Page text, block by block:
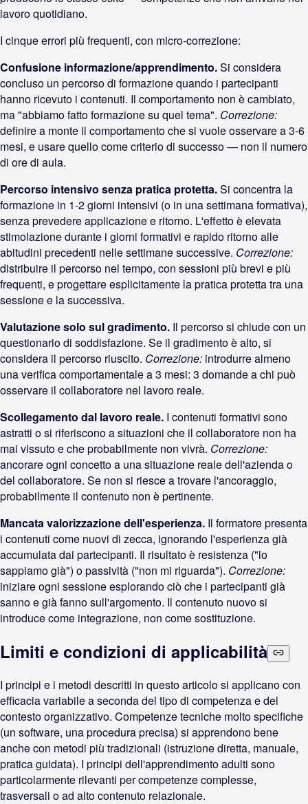
lavoro quotidiano.
I cinque errori più frequenti, con micro-correzione:
Confusione informazione/apprendimento.Si considera
concluso un percorso di formazione quando i partecipanti
hanno ricevuto i contenuti. Il comportamento non è cambiato,
ma "abbiamo fatto formazione su quel tema". Correzione:
definire a monte il comportamento che si vuole osservare a 3-6
mesi, e usare quello come criterio di successo — non il numero
di ore di aula.
Percorso intensivo senza pratica protetta.Si concentra la
formazione in 1-2 giorni intensivi (o in una settimana formativa),
senza prevedere applicazione e ritorno. L'effetto è elevata
stimolazione durante i giorni formativi e rapido ritorno alle
abitudini precedenti nelle settimane successive. Correzione:
distribuire il percorso nel tempo, con sessioni più brevi e più
frequenti, e progettare esplicitamente la pratica protetta tra una
sessione e la successiva.
Valutazione solo sul gradimento. Il percorso si chiude con un
questionario di soddisfazione. Se il gradimento è alto, si
considera il percorso riuscito. Correzione: introdurre almeno
una verifica comportamentale a 3 mesi: 3 domande a chi può
osservare il collaboratore nel lavoro reale.
Scollegamento dal lavoro reale. I contenuti formativi sono
astratti o si riferiscono a situazioni che il collaboratore non ha
mai vissuto e che probabilmente non vivrà. Correzione:
ancorare ogni concetto a una situazione reale dell'azienda o
del collaboratore. Se non si riesce a trovare l'ancoraggio,
probabilmente il contenuto non è pertinente.
Mancata valorizzazione dell'esperienza. Il formatore presenta
i contenuti come nuovi di zecca, ignorando l'esperienza già
accumulata dai partecipanti. Il risultato è resistenza ("lo
sappiamo già") o passività ("non mi riguarda"). Correzione:
iniziare ogni sessione esplorando ciò che i partecipanti già
sanno e già fanno sull'argomento. Il contenuto nuovo si
introduce come integrazione, non come sostituzione.
Limiti e condizioni di applicabilità
I principi e i metodi descritti in questo articolo si applicano con
efficacia variabile a seconda del tipo di competenza e del
contesto organizzativo. Competenze tecniche molto specifiche
(un software, una procedura precisa) si apprendono bene
anche con metodi più tradizionali (istruzione diretta, manuale,
pratica guidata). I principi dell'apprendimento adulti sono
particolarmente rilevanti per competenze complesse,
trasversali o ad alto contenuto relazionale.